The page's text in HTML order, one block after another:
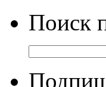
Поиск